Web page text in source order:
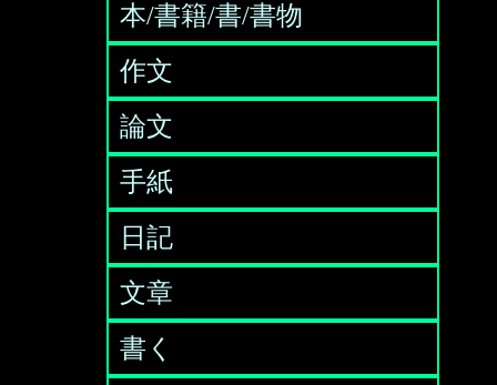
本/書籍/書/書物
作文
論文
手紙
日記
文章
書く